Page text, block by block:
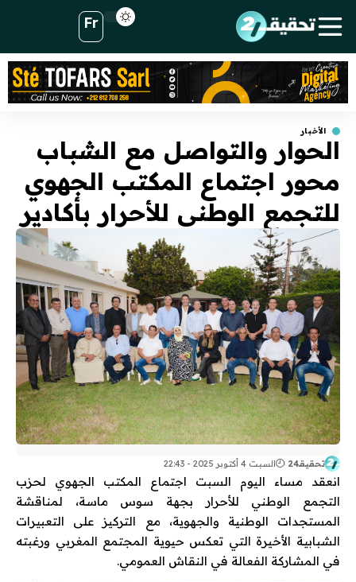
Fr
الأخبار
الحوار والتواصل مع الشباب
محور اجتماع المكتب الجهوي
للتجمع الوطني للأحرار بأكادير
تحقيقـ24 السبت 4 أكتوبر 2025 - 22:43
انعقد مساء اليوم السبت اجتماع المكتب الجهوي لحزب
التجمع الوطني للأحرار بجهة سوس ماسة، لمناقشة
المستجدات الوطنية والجهوية، مع التركيز على التعبيرات
الشبابية الأخيرة التي تعكس حيوية المجتمع المغربي ورغبته
في المشاركة الفعالة في النقاش العمومي.